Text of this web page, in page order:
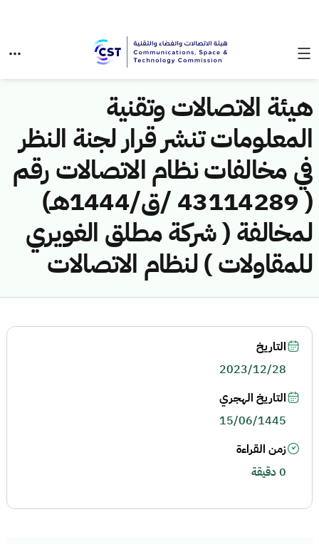
هيئة الاتصالات وتقنية
المعلومات تنشر قرار لجنة النظر
في مخالفات نظام الاتصالات رقم
( 43114289 /ق/1444هـ)
لمخالفة ( شركة مطلق الغويري
للمقاولات ) لنظام الاتصالات
التاريخ
2023/12/28
التاريخ الهجري
15/06/1445
زمن القراءة
0 دقيقة